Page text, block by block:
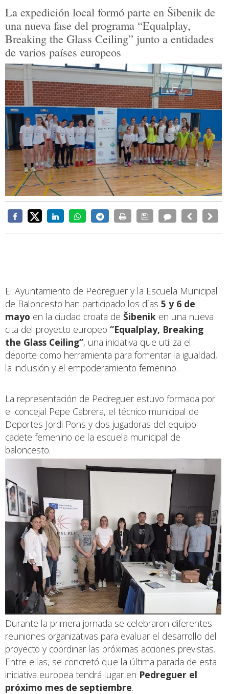
La expedición local formó parte en Šibenik de
una nueva fase del programa “Equalplay,
Breaking the Glass Ceiling” junto a entidades
de varios países europeos
El Ayuntamiento de Pedreguer y la Escuela Municipal
de Baloncesto han participado los días 5 y 6 de
mayo en la ciudad croata de Šibenik en una nueva
cita del proyecto europeo “Equalplay, Breaking
the Glass Ceiling”, una iniciativa que utiliza el
deporte como herramienta para fomentar la igualdad,
la inclusión y el empoderamiento femenino.
La representación de Pedreguer estuvo formada por
el concejal Pepe Cabrera, el técnico municipal de
Deportes Jordi Pons y dos jugadoras del equipo
cadete femenino de la escuela municipal de
baloncesto.
Durante la primera jornada se celebraron diferentes
reuniones organizativas para evaluar el desarrollo del
proyecto y coordinar las próximas acciones previstas.
Entre ellas, se concretó que la última parada de esta
iniciativa europea tendrá lugar en Pedreguer el
próximo mes de septiembre.